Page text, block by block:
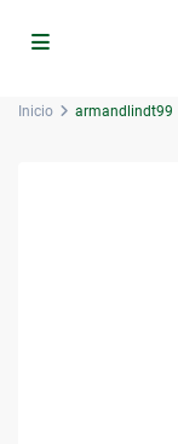
Inicio armandlindt99